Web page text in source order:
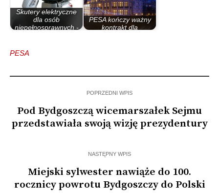
Skutery elektryczne
dla osób
niepełnosprawnych -
PESA kończy ważny
kontrakt dla
PESA
POPRZEDNI WPIS
Pod Bydgoszczą wicemarszałek Sejmu
przedstawiała swoją wizję prezydentury
NASTĘPNY WPIS
Miejski sylwester nawiąże do 100.
rocznicy powrotu Bydgoszczy do Polski